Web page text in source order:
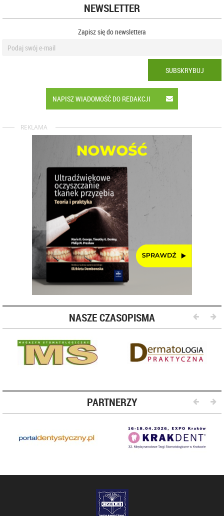
NEWSLETTER
Zapisz się do newslettera
SUBSKRYBUJ
NAPISZ WIADOMOŚĆ DO REDAKCJI
REKLAMA
NASZE CZASOPISMA
PARTNERZY